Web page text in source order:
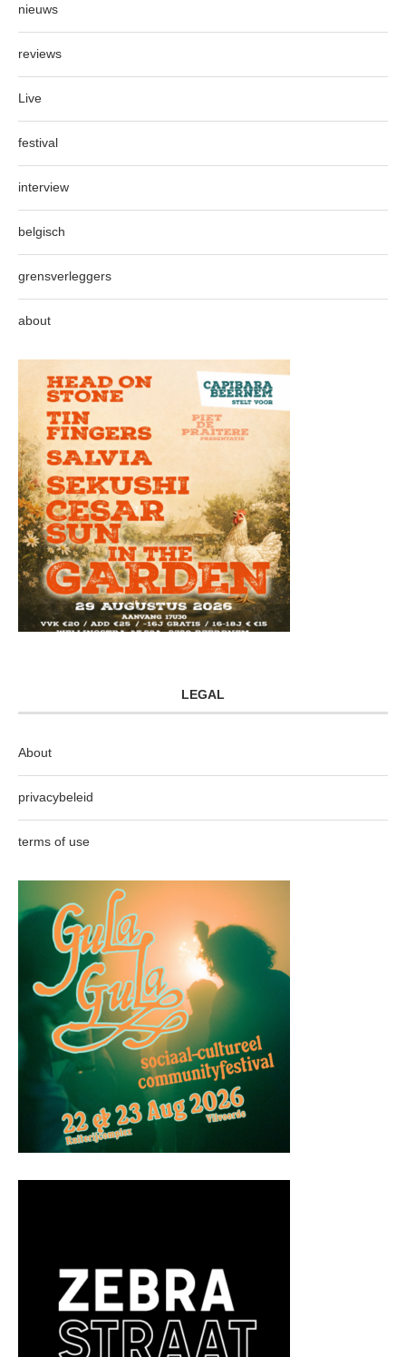
nieuws
reviews
Live
festival
interview
belgisch
grensverleggers
about
LEGAL
About
privacybeleid
terms of use